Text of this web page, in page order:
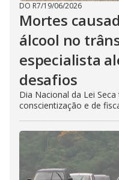
DO R7/19/06/2026
Mortes
álcool no
especialista
desafios
Dia Nacional da Lei
conscientização e de